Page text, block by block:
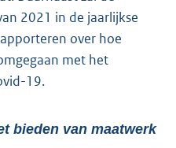
2021 in de jaarlijkse
over hoe
met het
19.
bieden van maatwerk